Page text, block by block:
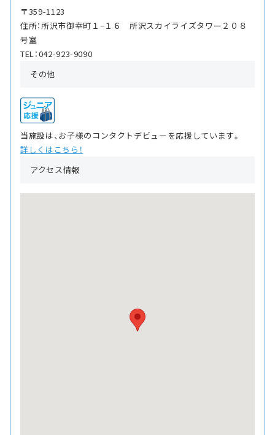
〒359-1123
住所：所沢市御幸町１−１６ 所沢スカイライズタワー２０８
号室
TEL：042-923-9090
その他
当施設は、お子様のコンタクトデビューを応援しています。
詳しくはこちら！
アクセス情報